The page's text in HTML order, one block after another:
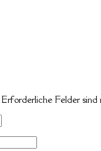
Erforderliche Felder sind